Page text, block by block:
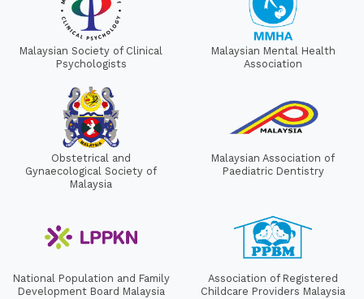
Malaysian Society of Clinical
Psychologists
Malaysian Mental Health
Association
Obstetrical and
Gynaecological Society of
Malaysia
Malaysian Association of
Paediatric Dentistry
National Population and Family
Development Board Malaysia
Association of Registered
Childcare Providers Malaysia